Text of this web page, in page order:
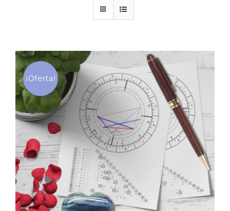
PRODUCTOS
ARTÍCULOS
ACERCA
CONTACTO
Carrito
¡Oferta!